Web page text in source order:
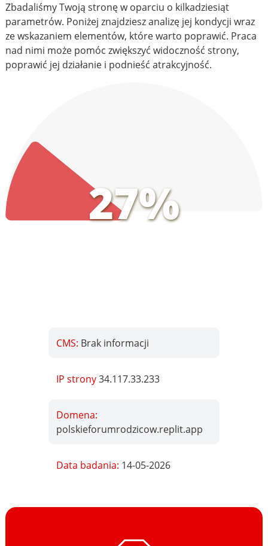
Zbadaliśmy Twoją stronę w oparciu o kilkadziesiąt
parametrów. Poniżej znajdziesz analizę jej kondycji wraz
ze wskazaniem elementów, które warto poprawić. Praca
nad nimi może pomóc zwiększyć widoczność strony,
poprawić jej działanie i podnieść atrakcyjność.
27%
CMS: Brak informacji
IP strony34.117.33.233
Domena:
polskieforumrodzicow.replit.app
Data badania: 14-05-2026